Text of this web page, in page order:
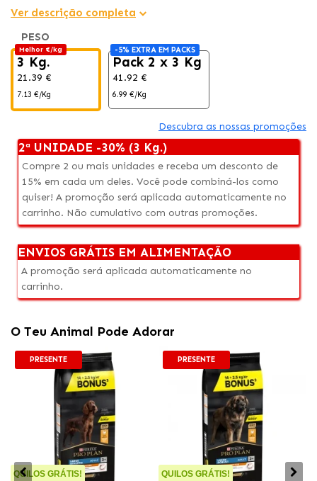
É feito com carne fresca de frango,
nutrição excelente e completa
Protege a
alta qualidade desta fórmula, favorecendo a
manutenção de umcoração saudável.
Ver descrição completa
PESO
Melhor €/kg
3 Kg.
21.39 €
7.13 €/Kg
-5% EXTRA EM PACKS
Pack 2 x 3 Kg
41.92 €
6.99 €/Kg
Descubra as nossas promoções
2ª UNIDADE -30% (3 Kg.)
Compre 2 ou mais unidades e receba um desconto de
15% em cada um deles. Você pode combiná-los como
quiser! A promoção será aplicada automaticamente no
carrinho. Não cumulativo com outras promoções.
ENVIOS GRÁTIS EM ALIMENTAÇÃO
A promoção será aplicada automaticamente no
carrinho.
O Teu Animal Pode Adorar
PRESENTE
QUILOS GRÁTIS!
PRESENTE
QUILOS GRÁTIS!